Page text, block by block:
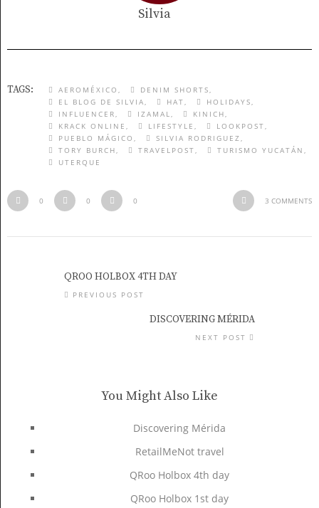
Silvia
TAGS: AEROMÉXICO
DENIM SHORTS
EL BLOG DE SILVIA
HAT
HOLIDAYS
INFLUENCER
IZAMAL
KINICH
KRACK ONLINE
LIFESTYLE
LOOKPOST
PUEBLO MÁGICO
SILVIA RODRIGUEZ
TORY BURCH
TRAVELPOST
TURISMO YUCATÁN
UTERQUE
0 0 0 3 COMMENTS
QROO HOLBOX 4TH DAY
PREVIOUS POST
DISCOVERING MÉRIDA
NEXT POST
You Might Also Like
Discovering Mérida
RetailMeNot travel
QRoo Holbox 4th day
QRoo Holbox 1st day